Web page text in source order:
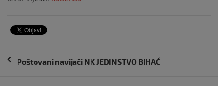
Navigacija
Poštovani navijači NK JEDINSTVO BIHAĆ